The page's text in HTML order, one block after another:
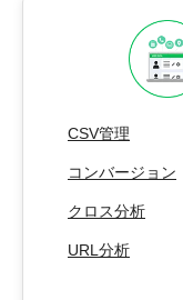
CSV管理
コンバージョン
クロス分析
URL分析